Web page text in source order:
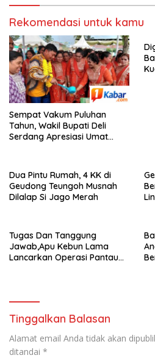
Rekomendasi untuk kamu
Sempat Vakum Puluhan
Tahun, Wakil Bupati Deli
Serdang Apresiasi Umat
Dua Pintu Rumah, 4 KK di
Geudong Teungoh Musnah
Dilalap Si Jago Merah
Tugas Dan Tanggung
Jawab,Apu Kebun Lama
Lancarkan Operasi Pantau
Tinggalkan Balasan
Alamat email Anda tidak akan
ditandai *